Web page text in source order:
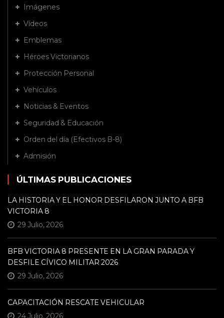
Imágenes
Vídeos
Emblemas
Héroes Victorianos
Protección Personal
Vehículos
Noticias & Eventos
Seguridad & Educación
Orden del día (Efectivos B-8)
Admisión
ÚLTIMAS PUBLICACIONES
LA HISTORIA Y EL HONOR DESFILARON JUNTO A BFB
VICTORIA 8
29 Julio, 2026
BFB VICTORIA 8 PRESENTE EN LA GRAN PARADA Y
DESFILE CÍVICO MILITAR 2026
29 Julio, 2026
CAPACITACIÓN RESCATE VEHICULAR
24 Julio, 2026